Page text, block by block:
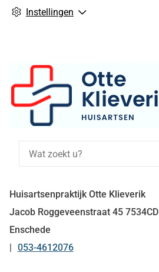
Instellingen
Huisartsenpraktijk Otte Klieverik
Jacob Roggeveenstraat 45 7534CD
Enschede
Tel:
053-4612076